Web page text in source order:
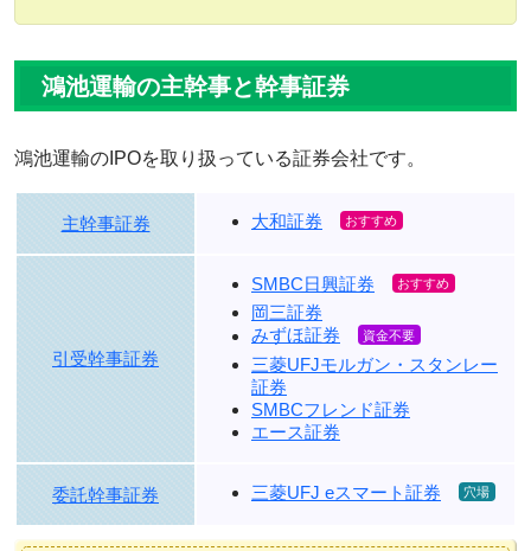
鴻池運輸の主幹事と幹事証券
鴻池運輸のIPOを取り扱っている証券会社です。
主幹事証券 大和証券
引受幹事証券
SMBC日興証券
岡三証券
みずほ証券
三菱UFJモルガン・スタンレー
証券
SMBCフレンド証券
エース証券
委託幹事証券 三菱UFJ eスマート証券